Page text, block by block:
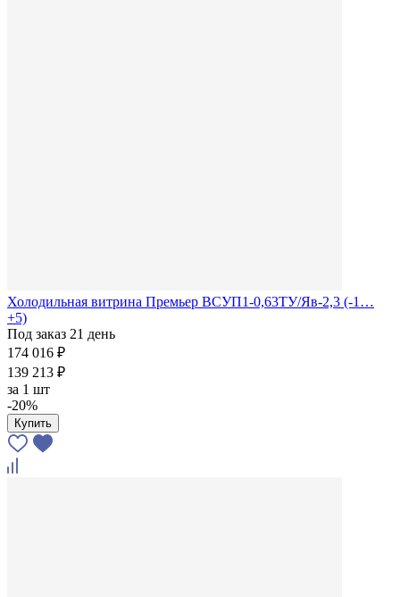
Холодильная витрина Премьер ВСУП1-0,63ТУ/Яв-2,3 (-1…
+5)
Под заказ 21 день
174 016 ₽
139 213 ₽
за 1 шт
-20%
Купить